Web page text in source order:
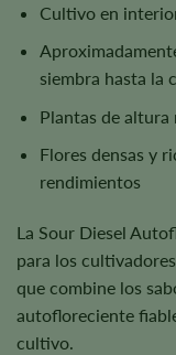
Cultivo en
siembra hasta la
Plantas de
Flores densas y
rendimientos
La Sour Diesel
para los
que combine los
autofloreciente
cultivo.